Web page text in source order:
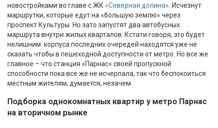
новостройками во главе с ЖК «Северная долина» . Исчезнут
маршрутки, которые едут на «большую землю» через
проспект Культуры. Но зато запустят два автобусных
маршрута внутри жилых кварталов. Кстати говоря, это будет
нелишним: корпуса последних очередей находятся уже не
сказать чтобы в пешеходной доступности от метро. Но все же
главное – что станция «Парнас» своей пропускной
способности пока все же не исчерпала, так что беспокоиться
местным жителям, думается, незачем.
Подборка однокомнатных квартир у метро Парнас
на вторичном рынке